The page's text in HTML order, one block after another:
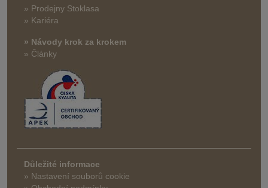
» Prodejny Stoklasa
» Kariéra
» Návody krok za krokem
» Články
Důležité informace
» Nastavení souborů cookie